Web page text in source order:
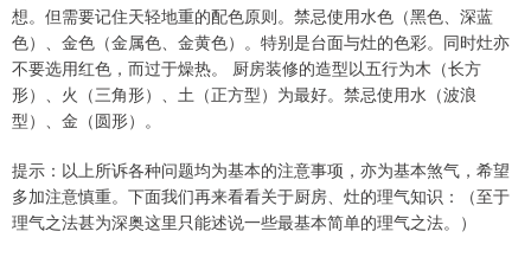
想。但需要记住天轻地重的配色原则。禁忌使用水色（黑色、深蓝
色）、金色（金属色、金黄色）。特别是台面与灶的色彩。同时灶亦
不要选用红色，而过于燥热。 厨房装修的造型以五行为木（长方
形）、火（三角形）、土（正方型）为最好。禁忌使用水（波浪
型）、金（圆形）。
提示：以上所诉各种问题均为基本的注意事项，亦为基本煞气，希望
多加注意慎重。下面我们再来看看关于厨房、灶的理气知识：（至于
理气之法甚为深奥这里只能述说一些最基本简单的理气之法。）